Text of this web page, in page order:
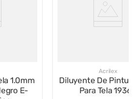
1.0mm
E-
Acrilex
Diluyente De
Para Tela